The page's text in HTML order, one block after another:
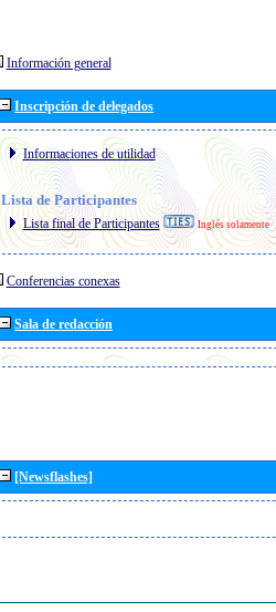
Información general
Inscripción de delegados
Informaciones de utilidad
Lista de Participantes
Lista final de Participantes Inglés solamente
Conferencias conexas
Sala de redacción
[Newsflashes]